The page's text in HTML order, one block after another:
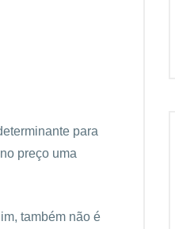
para
preço uma
também não é